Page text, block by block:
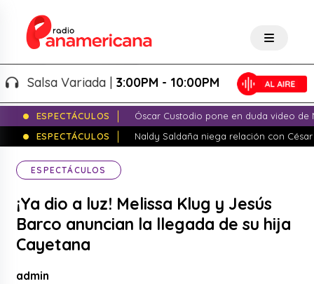
Variada |3:00PM - 10:00PM
ESPECTÁCULOS
Óscar Custodio pone en duda video de
ESPECTÁCULOS
Naldy Saldaña niega relación con
ESPECTÁCULOS
¡Ya dio a luz! Melissa Klug y Jesús
Barco anuncian la llegada de su hija
Cayetana
admin